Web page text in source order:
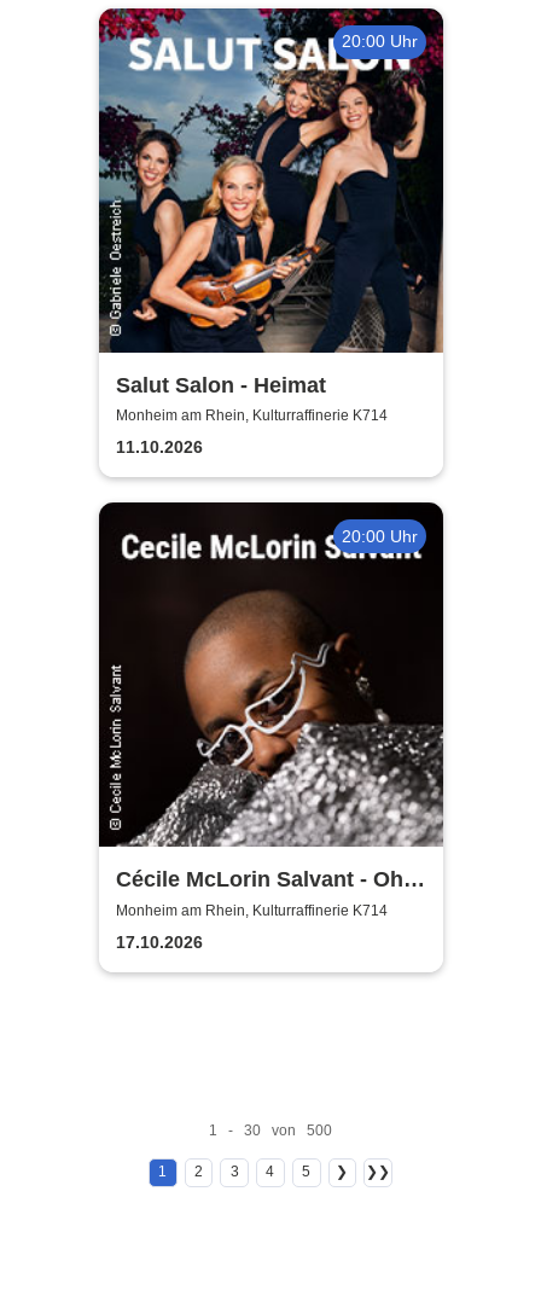
20:00 Uhr
Salut Salon - Heimat
Monheim am Rhein, Kulturraffinerie K714
11.10.2026
20:00 Uhr
Cécile McLorin Salvant - Oh
Snap - Germany 2026
Monheim am Rhein, Kulturraffinerie K714
17.10.2026
1 - 30 von 500
1 2 3 4 5 ❯ ❯❯